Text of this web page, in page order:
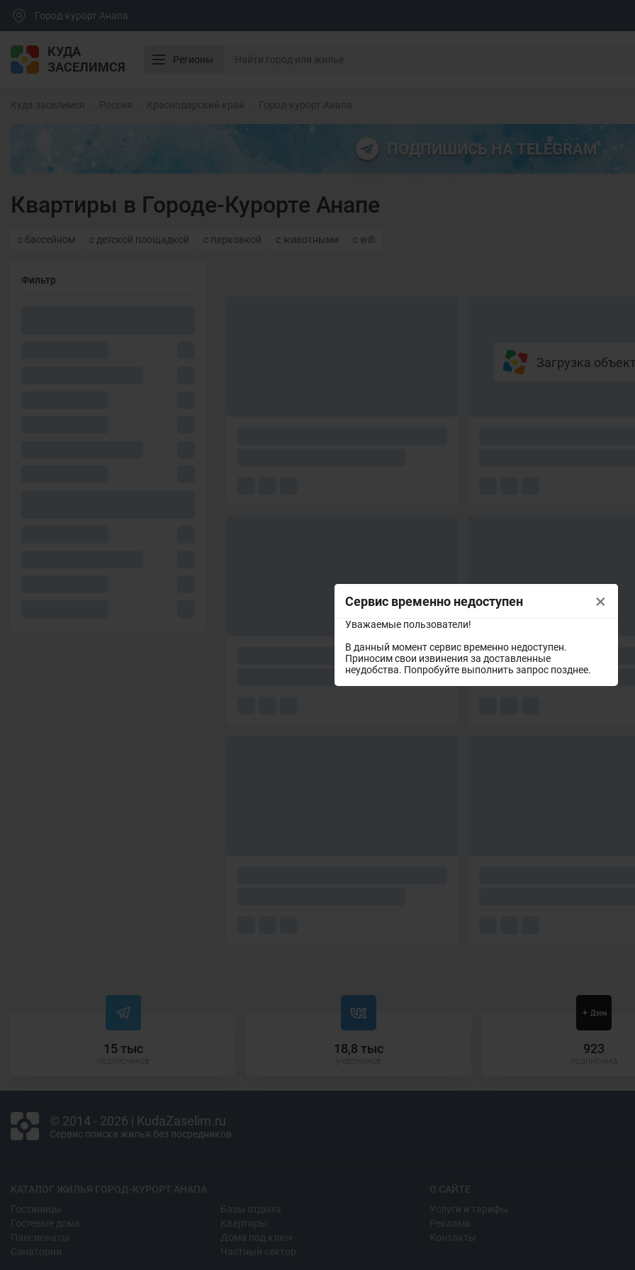
Сервис временно недоступен
Уважаемые пользователи!
В данный момент сервис временно недоступен.
Приносим свои извинения за доставленные
неудобства. Попробуйте выполнить запрос позднее.
×
Город-курорт Анапа
КУДА
ЗАСЕЛИМСЯ
Регионы
Куда заселимся Россия Краснодарский край Город-курорт Анапа
ПОДПИШИСЬ НА TELEGRAM
Квартиры в Городе-Курорте Анапе
с бассейном с детской площадкой с парковкой с животными с wifi
Фильтр
Загрузка
15 тыс 18,8 тыс 923
© 2014 - 2026 | KudaZaselim.ru
Сервис поиска жилья без посредников
КАТАЛОГ ЖИЛЬЯ ГОРОД-КУРОРТ АНАПА
Гостиницы
Гостевые дома
Пансионаты
Санатории
Базы отдыха
Квартиры
Дома под ключ
Частный сектор
О САЙТЕ
Услуги и тарифы
Реклама
Контакты